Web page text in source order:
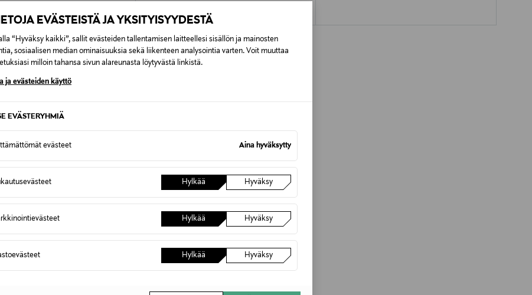
EVÄSTEISTÄ JA YKSITYISYYDESTÄ
“Hyväksy kaikki”, sallit evästeiden tallentamisen laitteellesi sisällön ja mainosten
sosiaalisen median ominaisuuksia sekä liikenteen analysointia varten. Voit muuttaa
milloin tahansa sivun alareunasta löytyvästä linkistä.
ja evästeiden käyttö
EVÄSTERYHMIÄ
evästeet Aina hyväksytty
Hylkää Hyväksy
Hylkää Hyväksy
Hylkää Hyväksy